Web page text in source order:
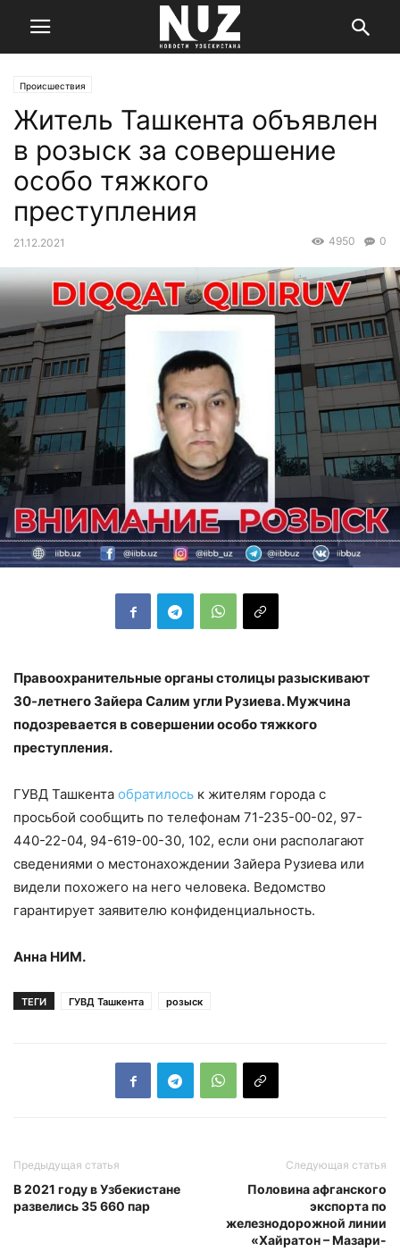
Происшествия
Житель Ташкента объявлен
в розыск за совершение
особо тяжкого
преступления
21.12.2021 0
4950
Правоохранительные органы столицы разыскивают
30-летнего Зайера Салим угли Рузиева. Мужчина
подозревается в совершении особо тяжкого
преступления.
ГУВД Ташкента обратилось к жителям города с
просьбой сообщить по телефонам 71-235-00-02, 97-
440-22-04, 94-619-00-30, 102, если они располагают
сведениями о местонахождении Зайера Рузиева или
видели похожего на него человека. Ведомство
гарантирует заявителю конфиденциальность.
Анна НИМ.
ТЕГИ ГУВД Ташкента розыск
Предыдущая статья
В 2021 году в Узбекистане
развелись 35 660 пар
Следующая статья
Половина афганского
экспорта по
железнодорожной линии
«Хайратон – Мазари-